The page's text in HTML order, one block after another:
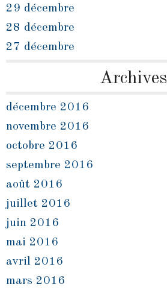
29 décembre
28 décembre
27 décembre
Archives
décembre 2016
novembre 2016
octobre 2016
septembre 2016
août 2016
juillet 2016
juin 2016
mai 2016
avril 2016
mars 2016